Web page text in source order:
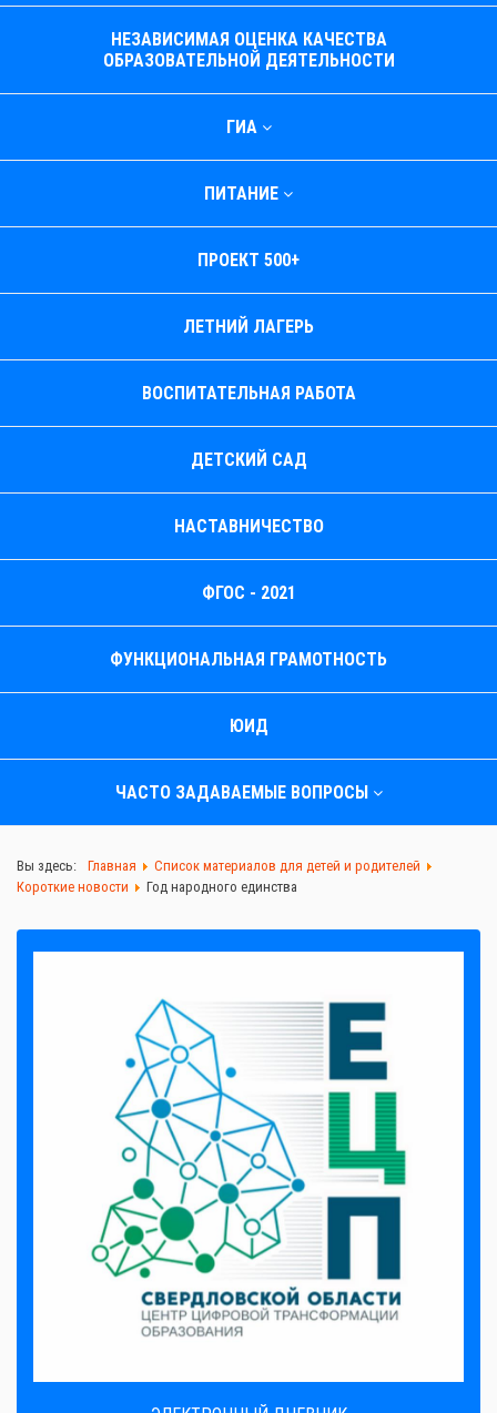
НЕЗАВИСИМАЯ ОЦЕНКА КАЧЕСТВА
ОБРАЗОВАТЕЛЬНОЙ ДЕЯТЕЛЬНОСТИ
ГИА
ПИТАНИЕ
ПРОЕКТ 500+
ЛЕТНИЙ ЛАГЕРЬ
ВОСПИТАТЕЛЬНАЯ РАБОТА
ДЕТСКИЙ САД
НАСТАВНИЧЕСТВО
ФГОС - 2021
ФУНКЦИОНАЛЬНАЯ ГРАМОТНОСТЬ
ЮИД
ЧАСТО ЗАДАВАЕМЫЕ ВОПРОСЫ
Вы здесь: Главная
Список материалов для детей и родителей
Короткие новости
Год народного единства